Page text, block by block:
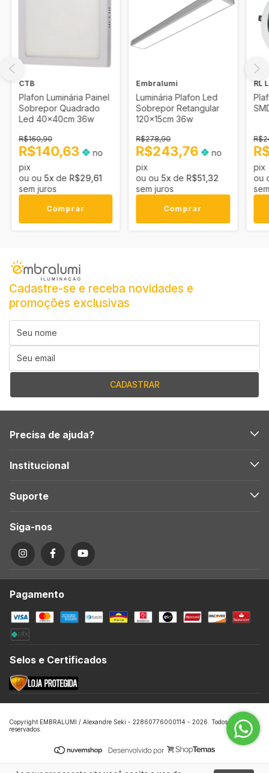
CTB
Plafon Luminária Painel
Sobrepor Quadrado
Led 40x40cm 36w
R$160,90
R$140,63
no
pix
5x de R$29,61
sem juros
Comprar
Embralumi
Luminária Plafon Led
Sobrepor Retangular
120x15cm 36w
R$278,90
R$243,76
no
pix
5x de R$51,32
sem juros
Comprar
RL
pix
Cadastre-se e receba novidades e
promoções exclusivas
Precisa de ajuda?
Institucional
Suporte
Siga-nos
Pagamento
Selos e Certificados
Copyright EMBRALUMI / Alexandre Seki - 22860776000114 - 2026. Todos os direitos
reservados.